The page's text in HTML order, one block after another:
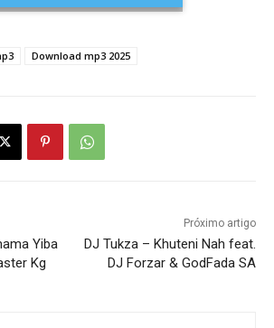
Download mp3 2025
Yiba
Kg
Próximo artigo
DJ Tukza – Khuteni Nah feat.
DJ Forzar & GodFada SA